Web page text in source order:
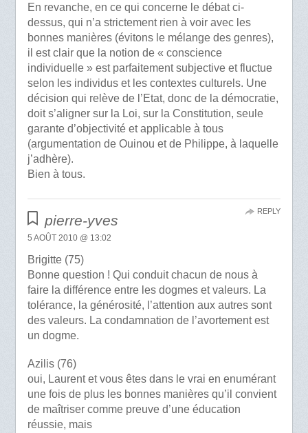
En revanche, en ce qui concerne le débat ci-
dessus, qui n’a strictement rien à voir avec les
bonnes manières (évitons le mélange des genres),
il est clair que la notion de « conscience
individuelle » est parfaitement subjective et fluctue
selon les individus et les contextes culturels. Une
décision qui relève de l’Etat, donc de la démocratie,
doit s’aligner sur la Loi, sur la Constitution, seule
garante d’objectivité et applicable à tous
(argumentation de Ouinou et de Philippe, à laquelle
j’adhère).
Bien à tous.
pierre-yves
5 AOÛT 2010 @ 13:02
Brigitte (75)
Bonne question ! Qui conduit chacun de nous à
faire la différence entre les dogmes et valeurs. La
tolérance, la générosité, l’attention aux autres sont
des valeurs. La condamnation de l’avortement est
un dogme.
Azilis (76)
oui, Laurent et vous êtes dans le vrai en enumérant
une fois de plus les bonnes manières qu’il convient
de maîtriser comme preuve d’une éducation
réussie, mais
REPLY